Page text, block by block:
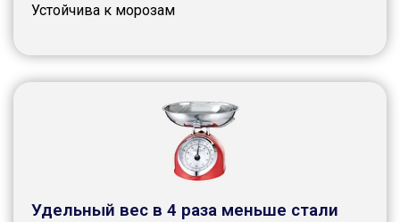
Устойчива к морозам
Удельный вес в 4 раза меньше стали